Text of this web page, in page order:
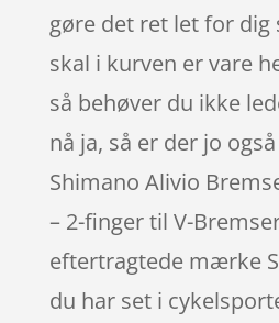
gøre det ret let for dig
skal i kurven er vare
så behøver du ikke
nå ja, så er der jo
Shimano Alivio
– 2-finger til V-
eftertragtede mærke
du har set i